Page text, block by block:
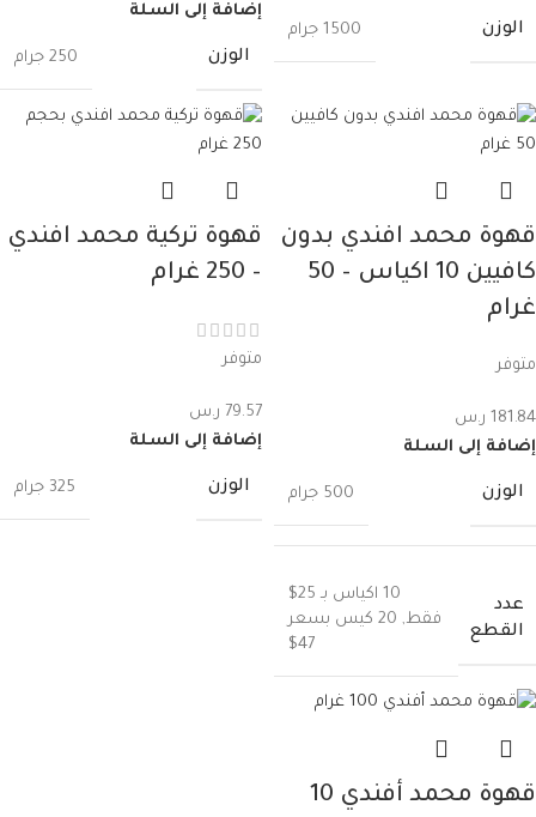
الوزن 1500 جرام
إضافة إلى السلة
الوزن 250 جرام
قهوة محمد افندي بدون
كافيين 10 اكياس – 50
غرام
متوفر
181.84 ر.س
إضافة إلى السلة
الوزن 500 جرام
عدد
القطع
10 اكياس بـ 25$
فقط,
20 كيس بسعر
47$
قهوة تركية محمد افندي
– 250 غرام
متوفر
79.57 ر.س
إضافة إلى السلة
الوزن 325 جرام
قهوة محمد أفندي 10